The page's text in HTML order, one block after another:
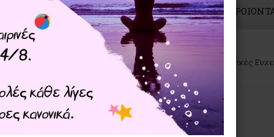
ΚΡΥΣΤΑΛΛΟΘΕΡΑΠΕΙΑ ΜΑΓΙΚΑ ΣΥΝΕΡΓΑ
ΠΡΟΙΟΝΤΑ ZEN Συλλεκτικές
Birthday Phoenix